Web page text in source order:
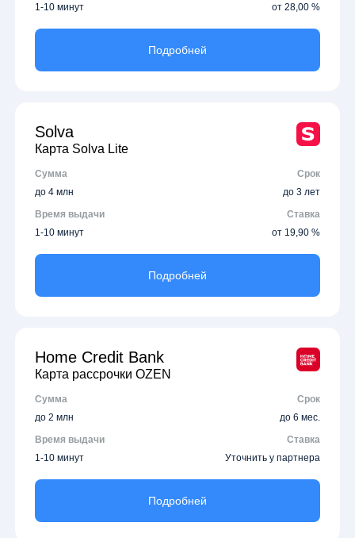
1-10 минут
от 28,00 %
Подробней
Solva
Карта Solva Lite
Сумма
Срок
до 4 млн
до 3 лет
Время выдачи
Ставка
1-10 минут
от 19,90 %
Подробней
Home Credit Bank
Карта рассрочки OZEN
Сумма
Срок
до 2 млн
до 6 мес.
Время выдачи
Ставка
1-10 минут
Уточнить у партнера
Подробней